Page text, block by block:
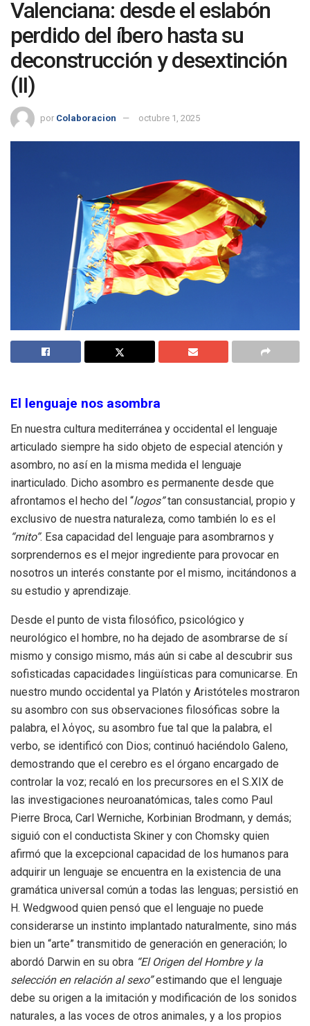
Valenciana: desde el eslabón
perdido del íbero hasta su
deconstrucción y desextinción
(II)
por Colaboracion octubre 1, 2025
El lenguaje nos asombra
En nuestra cultura mediterránea y occidental el lenguaje
articulado siempre ha sido objeto de especial atención y
asombro, no así en la misma medida el lenguaje
inarticulado. Dicho asombro es permanente desde que
afrontamos el hecho del “logos”tan consustancial, propio y
exclusivo de nuestra naturaleza, como también lo es el
“mito”. Esa capacidad del lenguaje para asombrarnos y
sorprendernos es el mejor ingrediente para provocar en
nosotros un interés constante por el mismo, incitándonos a
su estudio y aprendizaje.
Desde el punto de vista filosófico, psicológico y
neurológico el hombre, no ha dejado de asombrarse de sí
mismo y consigo mismo, más aún si cabe al descubrir sus
sofisticadas capacidades lingüísticas para comunicarse. En
nuestro mundo occidental ya Platón y Aristóteles mostraron
su asombro con sus observaciones filosóficas sobre la
palabra, el λόγος, su asombro fue tal que la palabra, el
verbo, se identificó con Dios; continuó haciéndolo Galeno,
demostrando que el cerebro es el órgano encargado de
controlar la voz; recaló en los precursores en el S.XIX de
las investigaciones neuroanatómicas, tales como Paul
Pierre Broca, Carl Werniche, Korbinian Brodmann, y demás;
siguió con el conductista Skiner y con Chomsky quien
afirmó que la excepcional capacidad de los humanos para
adquirir un lenguaje se encuentra en la existencia de una
gramática universal común a todas las lenguas; persistió en
H. Wedgwood quien pensó que el lenguaje no puede
considerarse un instinto implantado naturalmente, sino más
bien un “arte” transmitido de generación en generación; lo
abordó Darwin en su obra “El Origen del Hombre y la
selección en relación al sexo”estimando que el lenguaje
debe su origen a la imitación y modificación de los sonidos
naturales, a las voces de otros animales, y a los propios